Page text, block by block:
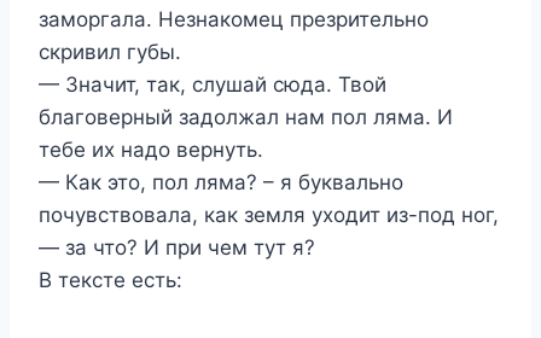
заморгала. Незнакомец презрительно
скривил губы.
— Значит, так, слушай сюда. Твой
благоверный задолжал нам пол ляма. И
тебе их надо вернуть.
— Как это, пол ляма? – я буквально
почувствовала, как земля уходит из-под ног,
— за что? И при чем тут я?
В тексте есть: